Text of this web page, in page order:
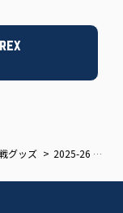
グッズ 2025-26 選手ミニキャンバスキーホルダー